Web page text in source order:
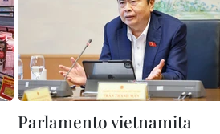
Parlamento vietnamita